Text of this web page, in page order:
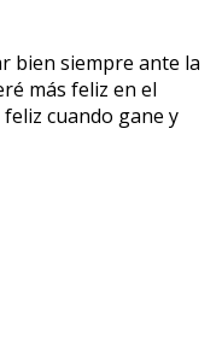
bien siempre ante la
más feliz en el
cuando gane y